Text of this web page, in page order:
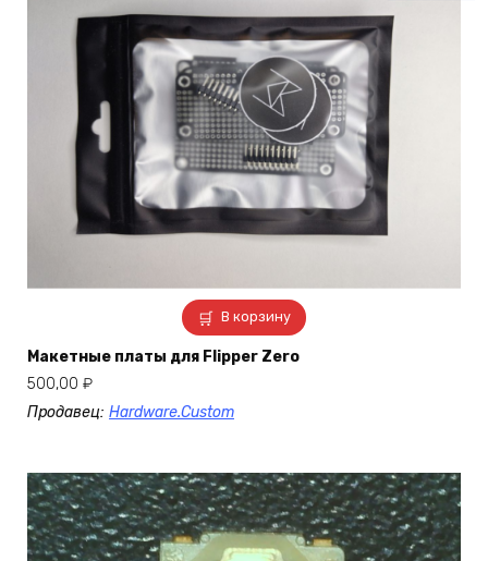
В корзину
Макетные платы для Flipper Zero
500,00 ₽
Продавец: Hardware.Custom